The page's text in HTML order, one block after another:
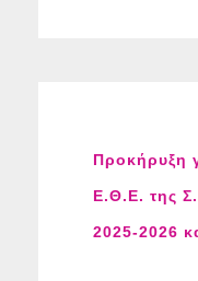
Προκήρυξη
Ε.Θ.Ε. της
2025-2026